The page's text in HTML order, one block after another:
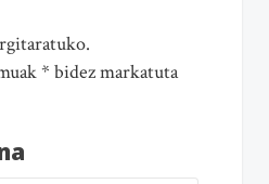
* bidez markatuta